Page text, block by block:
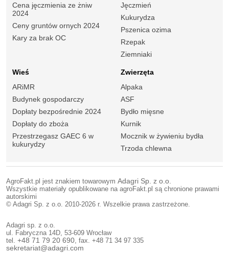
Cena jęczmienia ze żniw
2024
Ceny gruntów ornych 2024
Kary za brak OC
Jęczmień
Kukurydza
Pszenica ozima
Rzepak
Ziemniaki
Wieś
ARiMR
Budynek gospodarczy
Dopłaty bezpośrednie 2024
Dopłaty do zboża
Przestrzegasz GAEC 6 w
kukurydzy
Zwierzęta
Alpaka
ASF
Bydło mięsne
Kurnik
Mocznik w żywieniu bydła
Trzoda chlewna
AgroFakt.pl jest znakiem towarowym Adagri Sp. z o.o.
Wszystkie materiały opublikowane na agroFakt.pl są chronione prawami
autorskimi
© Adagri Sp. z o.o. 2010-2026 r. Wszelkie prawa zastrzeżone.
Adagri sp. z o.o.
ul. Fabryczna 14D, 53-609 Wrocław
tel. +48 71 79 20 690 , fax. +48 71 34 97 335
sekretariat@adagri.com